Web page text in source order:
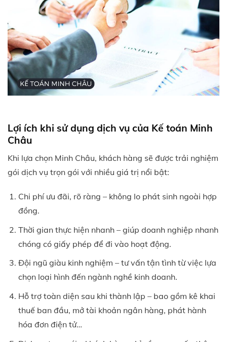
Lợi ích khi sử dụng dịch vụ của Kế toán Minh
Châu
Khi lựa chọn Minh Châu, khách hàng sẽ được trải nghiệm
gói dịch vụ trọn gói với nhiều giá trị nổi bật:
Chi phí ưu đãi, rõ ràng – không lo phát sinh ngoài hợp
đồng.
Thời gian thực hiện nhanh – giúp doanh nghiệp nhanh
chóng có giấy phép để đi vào hoạt động.
Đội ngũ giàu kinh nghiệm – tư vấn tận tình từ việc lựa
chọn loại hình đến ngành nghề kinh doanh.
Hỗ trợ toàn diện sau khi thành lập – bao gồm kê khai
thuế ban đầu, mở tài khoản ngân hàng, phát hành
hóa đơn điện tử…